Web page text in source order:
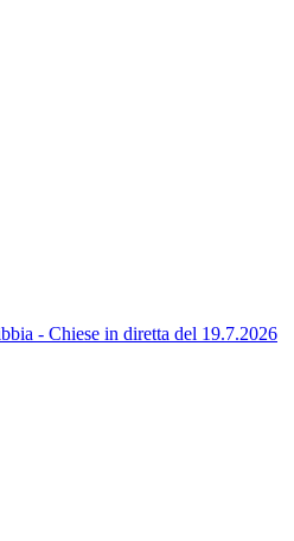
- Chiese in diretta del 19.7.2026